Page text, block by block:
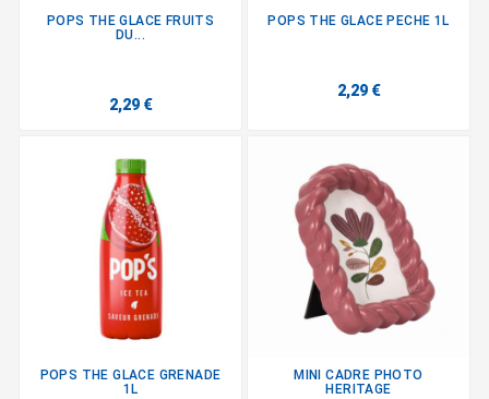
POPS THE GLACE FRUITS
DU...
2,29 €
POPS THE GLACE PECHE 1L
2,29 €
POPS THE GLACE GRENADE
1L
MINI CADRE PHOTO
HERITAGE